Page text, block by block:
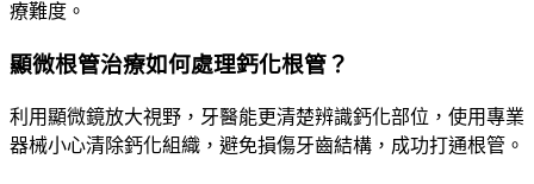
療難度。
顯微根管治療如何處理鈣化根管？
利用顯微鏡放大視野，牙醫能更清楚辨識鈣化部位，使用專業
器械小心清除鈣化組織，避免損傷牙齒結構，成功打通根管。